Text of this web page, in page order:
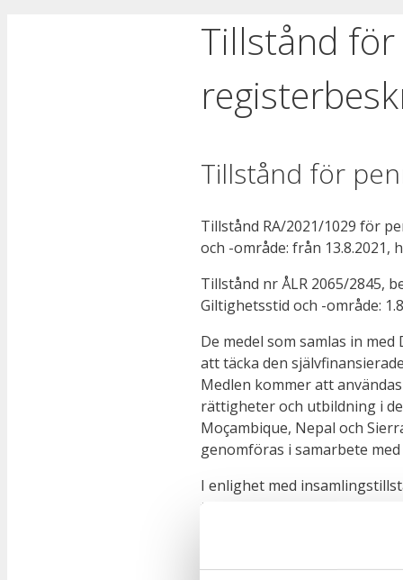
Tillstånd
Tillstånd för
Tillstånd RA/2021/1029 för
och -område: från 13.8.2021,
Tillstånd nr ÅLR 2065/2845,
Giltighetsstid och -område:
De medel som samlas in
att täcka den
Medlen kommer att
rättigheter och utbildning i
Moçambique, Nepal och
genomföras i samarbete
I enlighet med
teman som är i linje med
utvecklingsprojekt och